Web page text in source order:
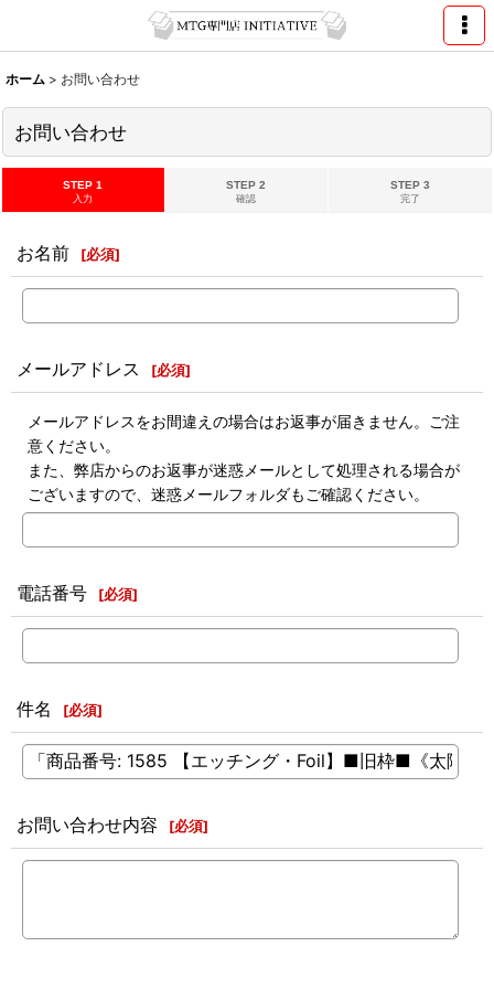
ホーム > お問い合わせ
お問い合わせ
STEP 1
入力
STEP 2
確認
STEP 3
完了
お名前 [必須]
メールアドレス [必須]
メールアドレスをお間違えの場合はお返事が届きません。ご注
意ください。
また、弊店からのお返事が迷惑メールとして処理される場合が
ございますので、迷惑メールフォルダもご確認ください。
電話番号 [必須]
件名 [必須]
お問い合わせ内容 [必須]